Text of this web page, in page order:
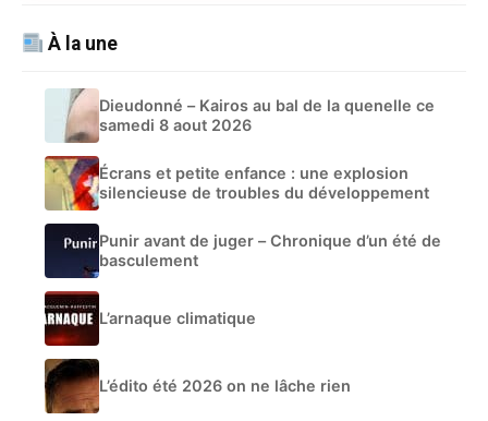
À la une
Dieudonné – Kairos au bal de la quenelle ce
samedi 8 aout 2026
Écrans et petite enfance : une explosion
silencieuse de troubles du développement
Punir avant de juger – Chronique d’un été de
basculement
L’arnaque climatique
L’édito été 2026 on ne lâche rien